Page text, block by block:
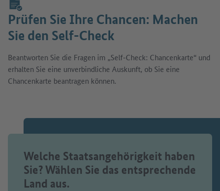
Prüfen Sie Ihre Chancen: Machen
Sie den Self-Check
Beantworten Sie die Fragen im „Self-Check: Chancenkarte“ und
erhalten Sie eine unverbindliche Auskunft, ob Sie eine
Chancenkarte beantragen können.
Welche Staatsangehörigkeit haben
Sie? Wählen Sie das entsprechende
Land aus.